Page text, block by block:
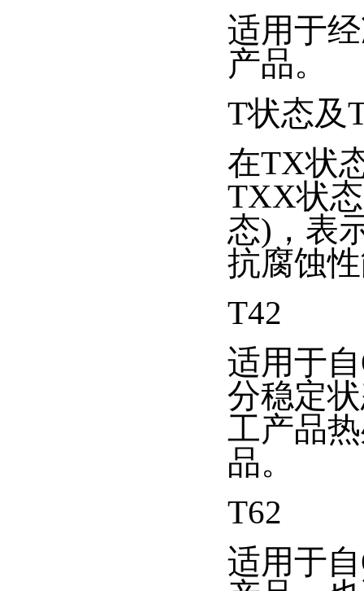
适用于
产品。
T状态及
在TX状
TXX状
态)，表
抗腐蚀
T42
适用于
分稳定
工产品
品。
T62
适用于